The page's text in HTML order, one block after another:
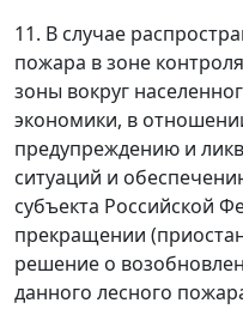
11. В случае
пожара в зоне
зоны вокруг
экономики, в
предупреждению и
ситуаций и
субъекта Российской
прекращении
решение о
данного лесного